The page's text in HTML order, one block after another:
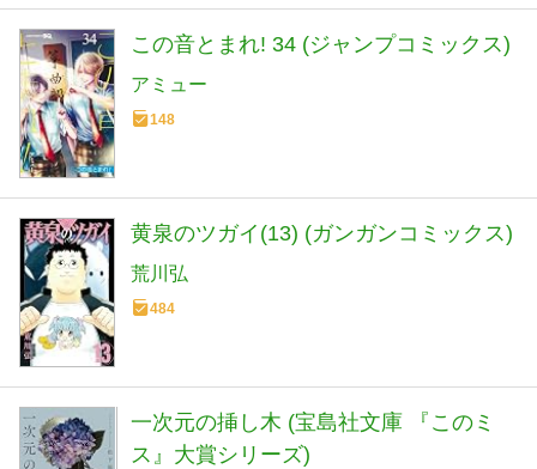
この音とまれ! 34 (ジャンプコミックス)
アミュー
148
黄泉のツガイ(13) (ガンガンコミックス)
荒川弘
484
一次元の挿し木 (宝島社文庫 『このミ
ス』大賞シリーズ)